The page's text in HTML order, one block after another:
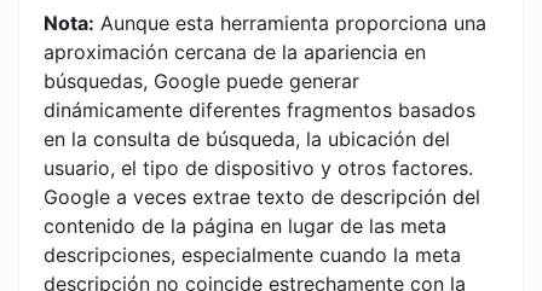
Nota: Aunque esta herramienta proporciona una
aproximación cercana de la apariencia en
búsquedas, Google puede generar
dinámicamente diferentes fragmentos basados
en la consulta de búsqueda, la ubicación del
usuario, el tipo de dispositivo y otros factores.
Google a veces extrae texto de descripción del
contenido de la página en lugar de las meta
descripciones, especialmente cuando la meta
descripción no coincide estrechamente con la